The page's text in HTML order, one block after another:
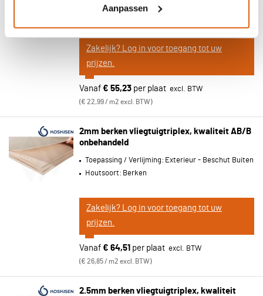
Aanpassen
Houtsoort:Berken
Zakelijk? Log in voor toegang tot uw
prijzen.
Vanaf € 55,23 per plaat
€ 22,99 / m2 excl. BTW
2mm berken vliegtuigtriplex, kwaliteit AB/B
onbehandeld
Toepassing / Verlijming: Exterieur - Beschut Buiten
Houtsoort: Berken
Zakelijk? Log in voor toegang tot uw
prijzen.
Vanaf € 64,51 per plaat
€ 26,85 / m2 excl. BTW
2.5mm berken vliegtuigtriplex, kwaliteit